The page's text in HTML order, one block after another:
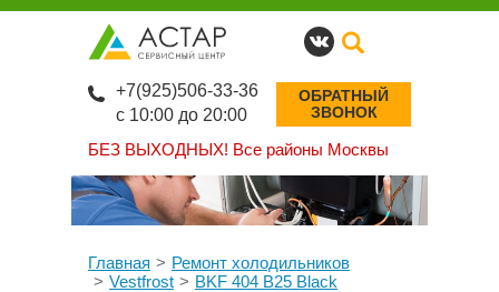
БЕЗ ВЫХОДНЫХ! Все районы Москвы
+7(925)506-33-36
с 10:00 до 20:00
ОБРАТНЫЙ
ЗВОНОК
Главная
Ремонт холодильников
Vestfrost
BKF 404 B25 Black